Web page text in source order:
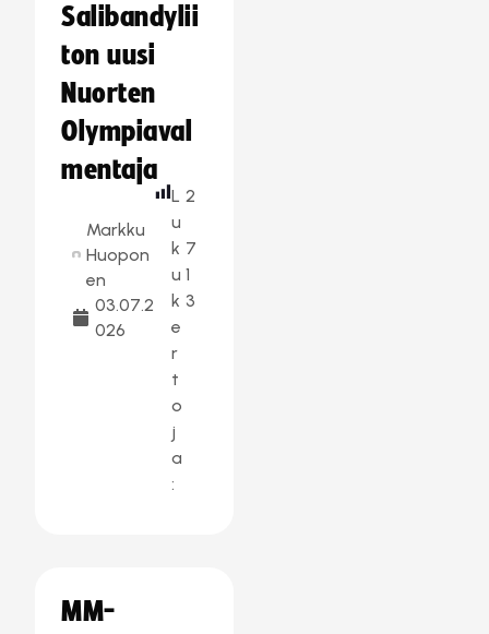
Salibandylii
ton uusi
Nuorten
Olympiaval
mentaja
Markku
Huopon
en
03.07.2
026
L
u
k
u
k
e
r
t
o
j
a
:
2
7
1
3
MM-